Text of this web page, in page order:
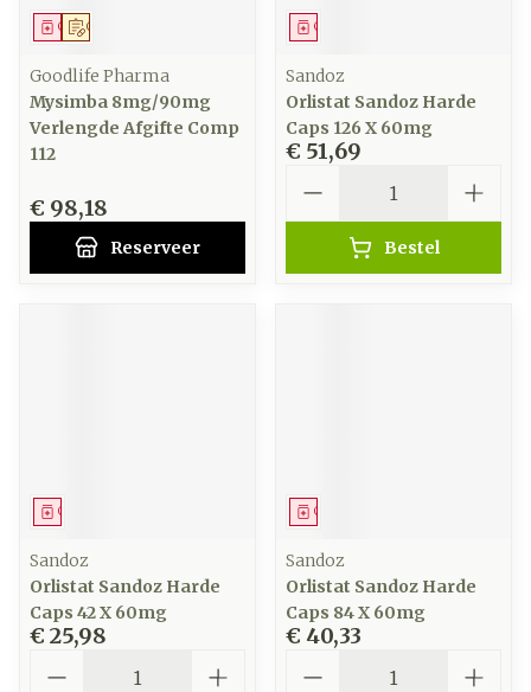
Op voorschrift
Geneesmiddel
Goodlife Pharma
Mysimba 8mg/90mg
Verlengde Afgifte Comp
112
€ 98,18
Reserveer
Geneesmiddel
Sandoz
Orlistat Sandoz Harde
Caps 126 X 60mg
€ 51,69
Bestel
Geneesmiddel
Sandoz
Orlistat Sandoz Harde
Caps 42 X 60mg
€ 25,98
Geneesmiddel
Sandoz
Orlistat Sandoz Harde
Caps 84 X 60mg
€ 40,33